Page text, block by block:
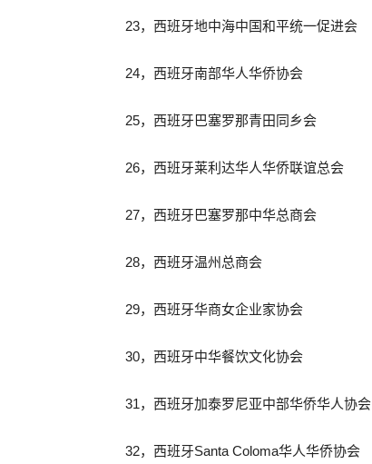
23，西班牙地中海中国和平统一促进会
24，西班牙南部华人华侨协会
25，西班牙巴塞罗那青田同乡会
26，西班牙莱利达华人华侨联谊总会
27，西班牙巴塞罗那中华总商会
28，西班牙温州总商会
29，西班牙华商女企业家协会
30，西班牙中华餐饮文化协会
31，西班牙加泰罗尼亚中部华侨华人协会
32，西班牙Santa Coloma华人华侨协会